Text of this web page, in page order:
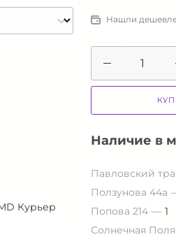
Курьер
Нашли
Наличие в
Павловский
Ползунова 44а
Попова 214
1
Солнечная